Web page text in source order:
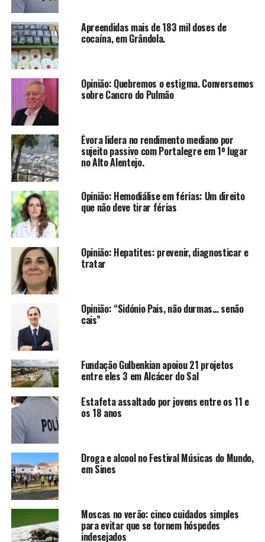
Apreendidas mais de 183 mil doses de
cocaína, em Grândola.
Opinião: Quebremos o estigma. Conversemos
sobre Cancro do Pulmão
Évora lidera no rendimento mediano por
sujeito passivo com Portalegre em 1º lugar
no Alto Alentejo.
Opinião: Hemodiálise em férias: Um direito
que não deve tirar férias
Opinião: Hepatites: prevenir, diagnosticar e
tratar
Opinião: “Sidónio Pais, não durmas… senão
cais”
Fundação Gulbenkian apoiou 21 projetos
entre eles 3 em Alcácer do Sal
Estafeta assaltado por jovens entre os 11 e
os 18 anos
Droga e alcool no Festival Músicas do Mundo,
em Sines
Moscas no verão: cinco cuidados simples
para evitar que se tornem hóspedes
indesejados